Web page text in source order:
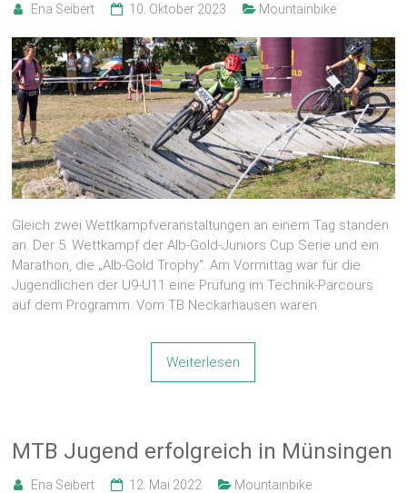
Ena Seibert 10. Oktober 2023 Mountainbike
Gleich zwei Wettkampfveranstaltungen an einem Tag standen
an. Der 5. Wettkampf der Alb-Gold-Juniors Cup Serie und ein
Marathon, die „Alb-Gold Trophy“. Am Vormittag war für die
Jugendlichen der U9-U11 eine Prüfung im Technik-Parcours
auf dem Programm. Vom TB Neckarhausen waren
Weiterlesen
MTB Jugend erfolgreich in Münsingen
Ena Seibert 12. Mai 2022 Mountainbike